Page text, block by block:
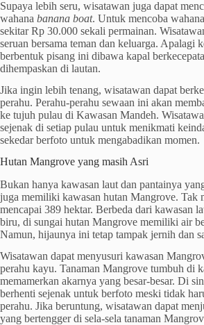
Supaya lebih seru, wisatawan juga dapat
wahana banana boat. Untuk mencoba
sekitar Rp 30.000 sekali permainan.
seruan bersama teman dan keluarga. Apalagi
berbentuk pisang ini dibawa kapal
dihempaskan di lautan.
Jika ingin lebih tenang, wisatawan dapat
perahu. Perahu-perahu sewaan ini akan
ke tujuh pulau di Kawasan Mandeh.
sejenak di setiap pulau untuk menikmati
sekedar berfoto untuk mengabadikan momen.
Hutan Mangrove yang masih Asri
Bukan hanya kawasan laut dan pantainya
juga memiliki kawasan hutan Mangrove. Tak
mencapai 389 hektar. Berbeda dari kawasan
biru, di sungai hutan Mangrove memiliki air
Namun, hijaunya ini tetap tampak jernih dan
Wisatawan dapat menyusuri kawasan
perahu kayu. Tanaman Mangrove tumbuh di
memamerkan akarnya yang besar-besar. Di
berhenti sejenak untuk berfoto meski tidak
perahu. Jika beruntung, wisatawan dapat
yang bertengger di sela-sela tanaman